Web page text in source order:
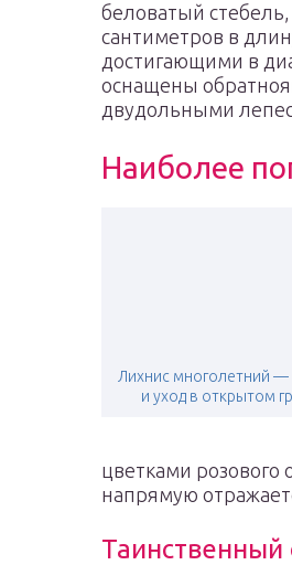
беловатый
сантиметров в
достигающими в
оснащены
двудольными
Наиболее
Лихнис многолетний —
и уход в открытом
цветками розового
напрямую
Таинственный